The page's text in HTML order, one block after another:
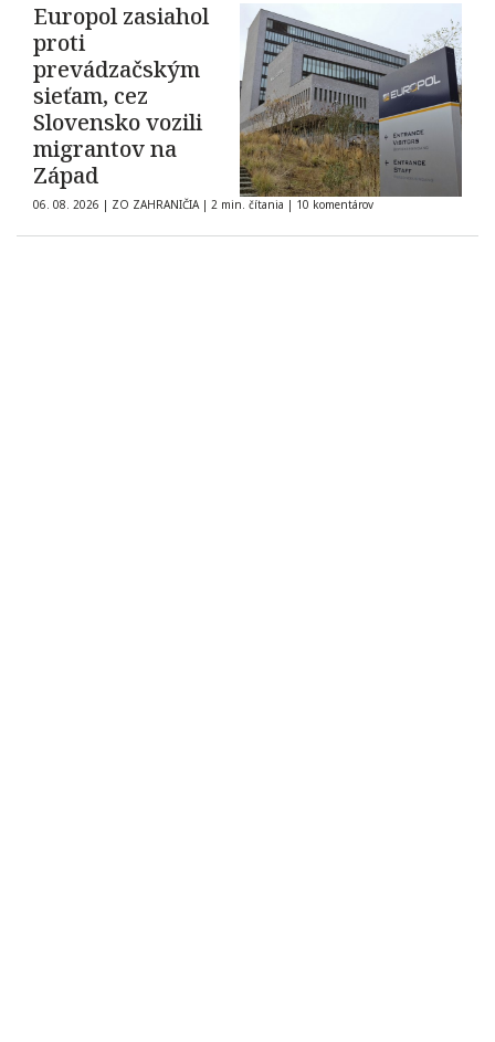
Europol zasiahol
proti
prevádzačským
sieťam, cez
Slovensko vozili
migrantov na
Západ
06. 08. 2026 | ZO ZAHRANIČIA | 2 min. čítania | 10 komentárov